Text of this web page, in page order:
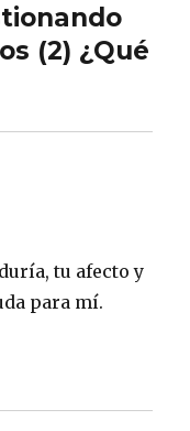
(2) ¿Qué
tu afecto y
para mí.